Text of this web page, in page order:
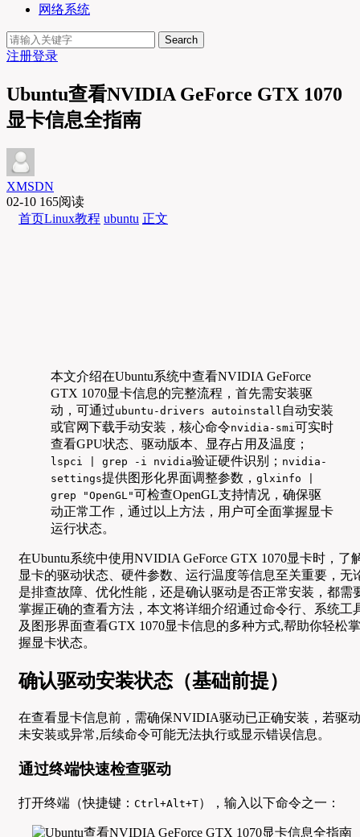
网络系统
Search
注册登录
Ubuntu查看NVIDIA GeForce GTX 1070
显卡信息全指南
XMSDN
02-10 165阅读
首页Linux教程 ubuntu 正文
本文介绍在Ubuntu系统中查看NVIDIA GeForce
GTX 1070显卡信息的完整流程，首先需安装驱
动，可通过ubuntu-drivers autoinstall 自动安装
或官网下载手动安装，核心命令nvidia-smi可实时
查看GPU状态、驱动版本、显存占用及温度；
lspci | grep -i nvidia验证硬件识别； nvidia-
settings提供图形化界面调整参数， glxinfo |
grep "OpenGL"可检查OpenGL支持情况，确保驱
动正常工作，通过以上方法，用户可全面掌握显卡
运行状态。
在Ubuntu系统中使用NVIDIA GeForce GTX 1070显卡时，了
显卡的驱动状态、硬件参数、运行温度等信息至关重要，无
是排查故障、优化性能，还是确认驱动是否正常安装，都需
掌握正确的查看方法，本文将详细介绍通过命令行、系统工
及图形界面查看GTX 1070显卡信息的多种方式,帮助你轻松掌
握显卡状态。
确认驱动安装状态（基础前提）
在查看显卡信息前，需确保NVIDIA驱动已正确安装，若驱动
未安装或异常,后续命令可能无法执行或显示错误信息。
通过终端快速检查驱动
打开终端（快捷键： Ctrl+Alt+T），输入以下命令之一：